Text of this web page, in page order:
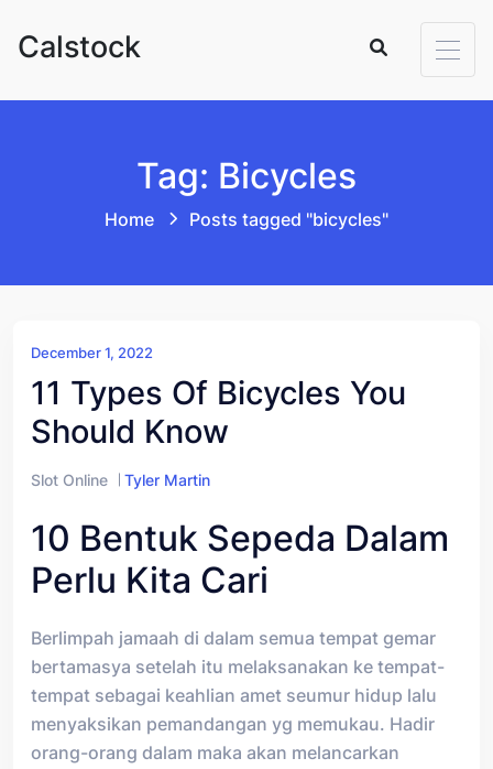
Calstock
Tag: Bicycles
Home Posts tagged "bicycles"
December 1, 2022
11 Types Of Bicycles You
Should Know
Slot Online Tyler Martin
10 Bentuk Sepeda Dalam
Perlu Kita Cari
Berlimpah jamaah di dalam semua tempat gemar
bertamasya setelah itu melaksanakan ke tempat-
tempat sebagai keahlian amet seumur hidup lalu
menyaksikan pemandangan yg memukau. Hadir
orang-orang dalam maka akan melancarkan